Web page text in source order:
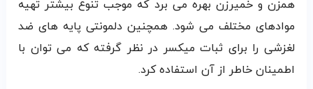
همزن و خمیرزن بهره می برد که موجب تنوع بیشتر تهیه
موادهای مختلف می شود. همچنین دلمونتی پایه های ضد
لغزشی را برای ثبات میکسر در نظر گرفته که می توان با
اطمینان خاطر از آن استفاده کرد.